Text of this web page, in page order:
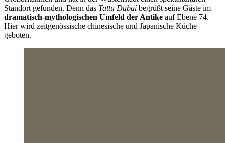
Standort gefunden. Denn das Tattu Dubai begrüßt seine Gäste im
dramatisch-mythologischen Umfeld der Antike auf Ebene 74.
Hier wird zeitgenössische chinesische und Japanische Küche
geboten.